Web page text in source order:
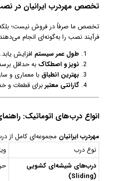
تخصص مهردرب ایرانیان در
تخصص ما صرفاً در فروش نیست؛
فرآیند نصب را به‌گونه‌ای انجام
طول عمر سیستم افزایش یابد.
نویز و اصطکاکبه حداقل
بهترین انطباق با معماری و
گارانتی معتبربرای قطعات و
انواع درب‌های اتوماتیک:
مهردرب ایرانیان مجموعه‌ای کامل از
نوع درب
درب‌های شیشه‌ای کشویی
(Sliding)